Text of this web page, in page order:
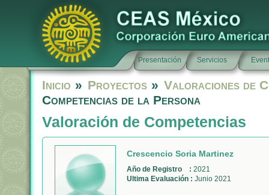
Presentación Servicios
Inicio » Proyectos » Valoraciones de
Competencias de la Persona
Valoración de Competencias
Crescencio Soria Martinez
Año de Registro : 2021
Ultima Evaluación : Junio 2021